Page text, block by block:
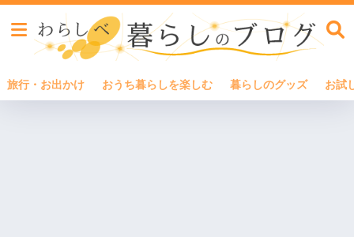
旅行・お出かけ おうち暮らしを楽しむ 暮らしのグッズ お試